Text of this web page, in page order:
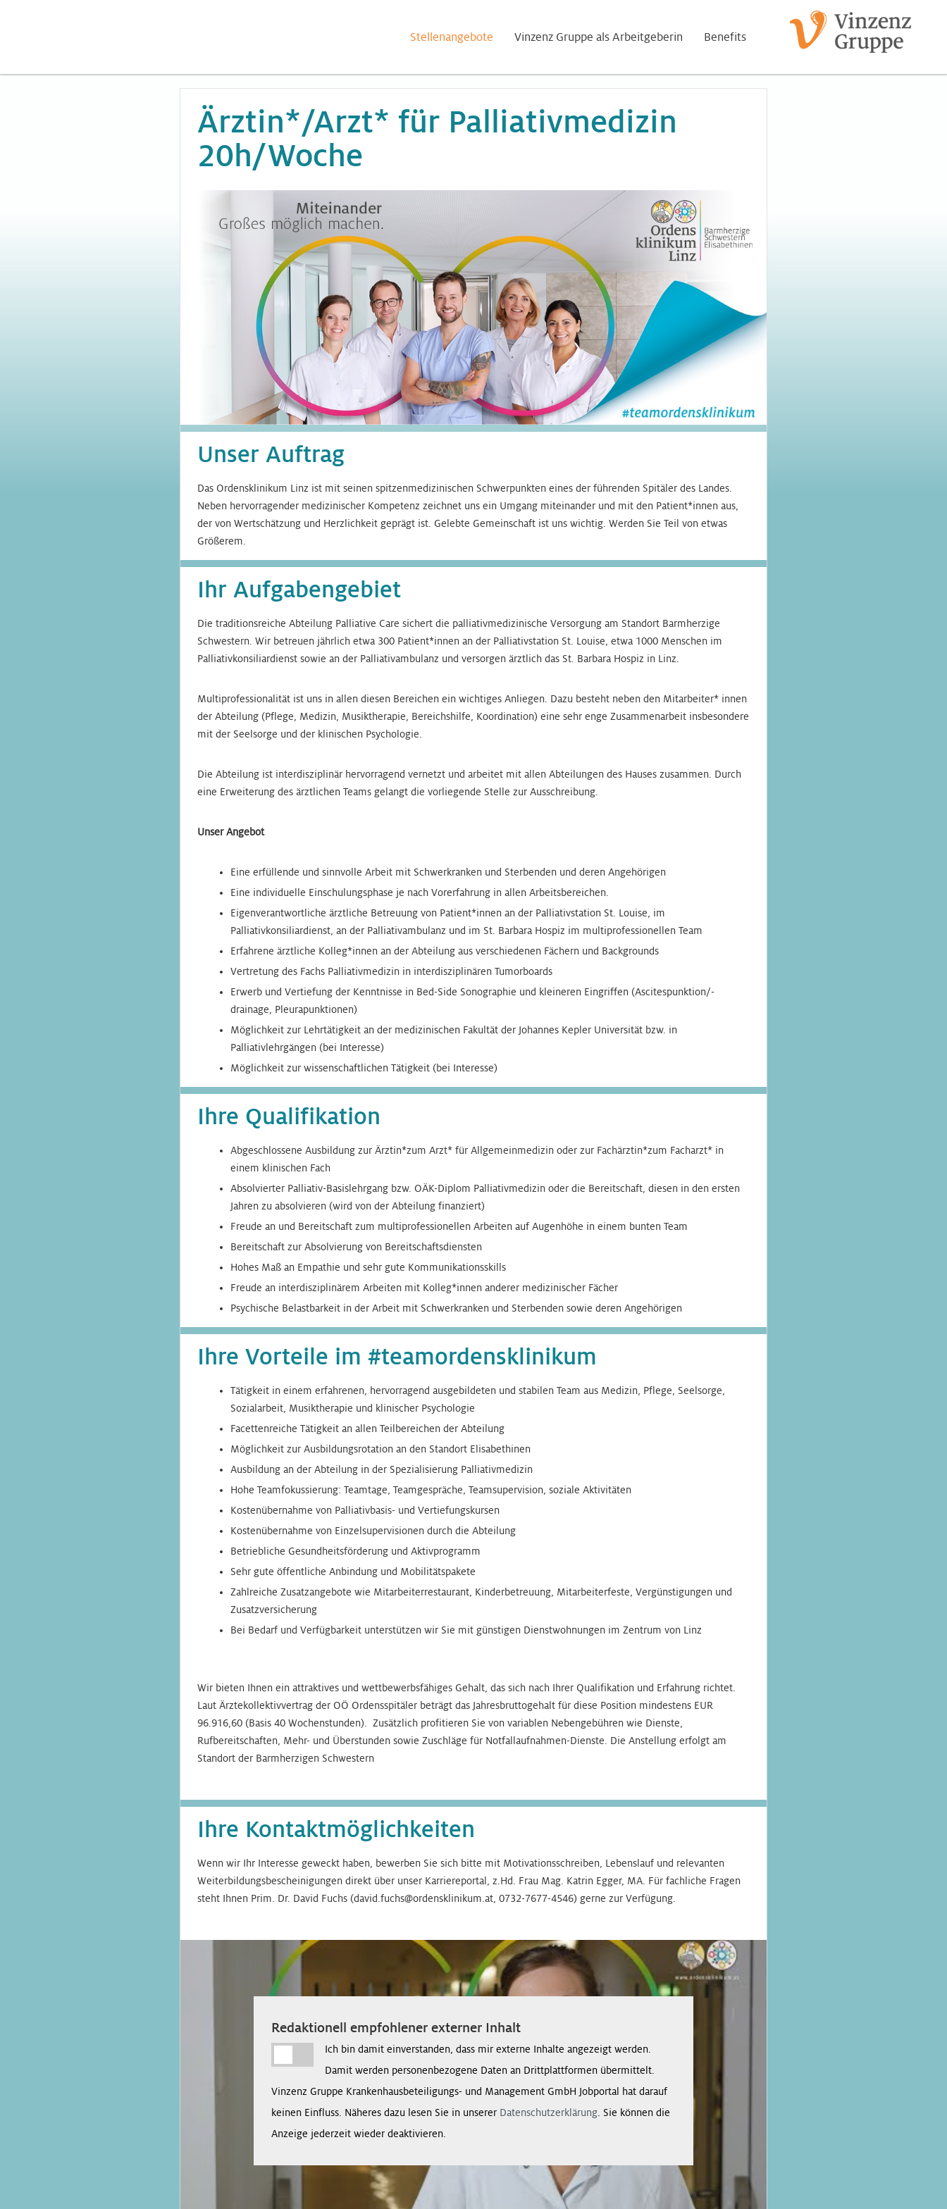
Stellenangebote Vinzenz Gruppe als Arbeitgeberin Benefits
Ärztin*/Arzt* für Palliativmedizin
20h/Woche
Unser Auftrag
Das Ordensklinikum Linz ist mit seinen spitzenmedizinischen Schwerpunkten eines der führenden Spitäler des Landes.
Neben hervorragender medizinischer Kompetenz zeichnet uns ein Umgang miteinander und mit den Patient*innen aus,
der von Wertschätzung und Herzlichkeit geprägt ist. Gelebte Gemeinschaft ist uns wichtig. Werden Sie Teil von etwas
Größerem.
Ihr Aufgabengebiet
Die traditionsreiche Abteilung Palliative Care sichert die palliativmedizinische Versorgung am Standort Barmherzige
Schwestern. Wir betreuen jährlich etwa 300 Patient*innen an der Palliativstation St. Louise, etwa 1000 Menschen im
Palliativkonsiliardienst sowie an der Palliativambulanz und versorgen ärztlich das St. Barbara Hospiz in Linz.
Multiprofessionalität ist uns in allen diesen Bereichen ein wichtiges Anliegen. Dazu besteht neben den Mitarbeiter* innen
der Abteilung (Pflege, Medizin, Musiktherapie, Bereichshilfe, Koordination) eine sehr enge Zusammenarbeit insbesondere
mit der Seelsorge und der klinischen Psychologie.
Die Abteilung ist interdisziplinär hervorragend vernetzt und arbeitet mit allen Abteilungen des Hauses zusammen. Durch
eine Erweiterung des ärztlichen Teams gelangt die vorliegende Stelle zur Ausschreibung.
Unser Angebot
Eine erfüllende und sinnvolle Arbeit mit Schwerkranken und Sterbenden und deren Angehörigen
Eine individuelle Einschulungsphase je nach Vorerfahrung in allen Arbeitsbereichen.
Eigenverantwortliche ärztliche Betreuung von Patient*innen an der Palliativstation St. Louise, im
Palliativkonsiliardienst, an der Palliativambulanz und im St. Barbara Hospiz im multiprofessionellen Team
Erfahrene ärztliche Kolleg*innen an der Abteilung aus verschiedenen Fächern und Backgrounds
Vertretung des Fachs Palliativmedizin in interdisziplinären Tumorboards
Erwerb und Vertiefung der Kenntnisse in Bed-Side Sonographie und kleineren Eingriffen (Ascitespunktion/-
drainage, Pleurapunktionen)
Möglichkeit zur Lehrtätigkeit an der medizinischen Fakultät der Johannes Kepler Universität bzw. in
Palliativlehrgängen (bei Interesse)
Möglichkeit zur wissenschaftlichen Tätigkeit (bei Interesse)
Ihre Qualifikation
Abgeschlossene Ausbildung zur Ärztin*zum Arzt* für Allgemeinmedizin oder zur Fachärztin*zum Facharzt* in
einem klinischen Fach
Absolvierter Palliativ-Basislehrgang bzw. OÄK-Diplom Palliativmedizin oder die Bereitschaft, diesen in den ersten
Jahren zu absolvieren (wird von der Abteilung finanziert)
Freude an und Bereitschaft zum multiprofessionellen Arbeiten auf Augenhöhe in einem bunten Team
Bereitschaft zur Absolvierung von Bereitschaftsdiensten
Hohes Maß an Empathie und sehr gute Kommunikationsskills
Freude an interdisziplinärem Arbeiten mit Kolleg*innen anderer medizinischer Fächer
Psychische Belastbarkeit in der Arbeit mit Schwerkranken und Sterbenden sowie deren Angehörigen
Ihre Vorteile im #teamordensklinikum
Tätigkeit in einem erfahrenen, hervorragend ausgebildeten und stabilen Team aus Medizin, Pflege, Seelsorge,
Sozialarbeit, Musiktherapie und klinischer Psychologie
Facettenreiche Tätigkeit an allen Teilbereichen der Abteilung
Möglichkeit zur Ausbildungsrotation an den Standort Elisabethinen
Ausbildung an der Abteilung in der Spezialisierung Palliativmedizin
Hohe Teamfokussierung: Teamtage, Teamgespräche, Teamsupervision, soziale Aktivitäten
Kostenübernahme von Palliativbasis- und Vertiefungskursen
Kostenübernahme von Einzelsupervisionen durch die Abteilung
Betriebliche Gesundheitsförderung und Aktivprogramm
Sehr gute öffentliche Anbindung und Mobilitätspakete
Zahlreiche Zusatzangebote wie Mitarbeiterrestaurant, Kinderbetreuung, Mitarbeiterfeste, Vergünstigungen und
Zusatzversicherung
Bei Bedarf und Verfügbarkeit unterstützen wir Sie mit günstigen Dienstwohnungen im Zentrum von Linz
Wir bieten Ihnen ein attraktives und wettbewerbsfähiges Gehalt, das sich nach Ihrer Qualifikation und Erfahrung richtet.
Laut Ärztekollektivvertrag der OÖ Ordensspitäler beträgt das Jahresbruttogehalt für diese Position mindestens EUR
96.916,60 (Basis 40 Wochenstunden). Zusätzlich profitieren Sie von variablen Nebengebühren wie Dienste,
Rufbereitschaften, Mehr- und Überstunden sowie Zuschläge für Notfallaufnahmen-Dienste. Die Anstellung erfolgt am
Standort der Barmherzigen Schwestern
Ihre Kontaktmöglichkeiten
Wenn wir Ihr Interesse geweckt haben, bewerben Sie sich bitte mit Motivationsschreiben, Lebenslauf und relevanten
Weiterbildungsbescheinigungen direkt über unser Karriereportal, z.Hd. Frau Mag. Katrin Egger, MA. Für fachliche Fragen
steht Ihnen Prim. Dr. David Fuchs (david.fuchs@ordensklinikum.at, 0732-7677-4546) gerne zur Verfügung.
Redaktionell empfohlener externer Inhalt
Ich bin damit einverstanden, dass mir externe Inhalte angezeigt werden.
Damit werden personenbezogene Daten an Drittplattformen übermittelt.
Vinzenz Gruppe Krankenhausbeteiligungs- und Management GmbH Jobportal hat darauf
keinen Einfluss. Näheres dazu lesen Sie in unserer Datenschutzerklärung . Sie können die
Anzeige jederzeit wieder deaktivieren.